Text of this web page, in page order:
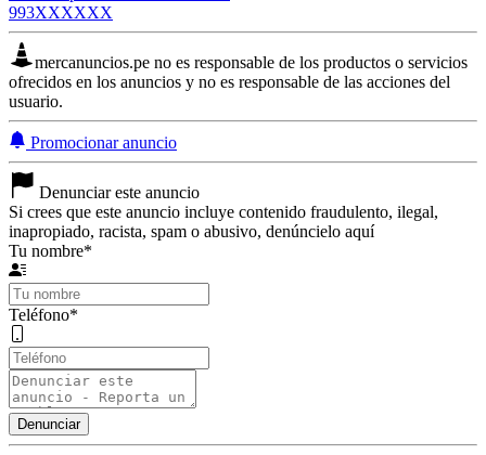
993XXXXXX
mercanuncios.pe no es responsable de los productos o servicios
ofrecidos en los anuncios y no es responsable de las acciones del
usuario.
Promocionar anuncio
Denunciar este anuncio
Si crees que este anuncio incluye contenido fraudulento, ilegal,
inapropiado, racista, spam o abusivo, denúncielo aquí
Tu nombre*
Teléfono*